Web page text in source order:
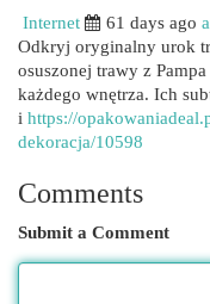
Internet
61 days ago
Odkryj oryginalny urok
osuszonej trawy z
każdego wnętrza. Ich
i https://
dekoracja/10598
Comments
Submit a Comment